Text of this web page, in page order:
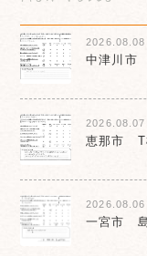
2026.08.08
中津川市
2026.08.07
恵那市 T
2026.08.06
一宮市